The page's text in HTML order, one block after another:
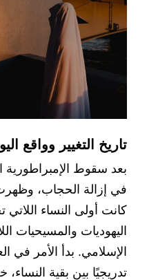
تاريخ التغيير وواقع
بعد سقوط الإمبراطورية
في إزالة الحجاب، وظهرت
كانت أولى النساء
اليهوديات والمسيحيات
الإسلامي. بدأ الأمر في
تدريجيًا بين بقية